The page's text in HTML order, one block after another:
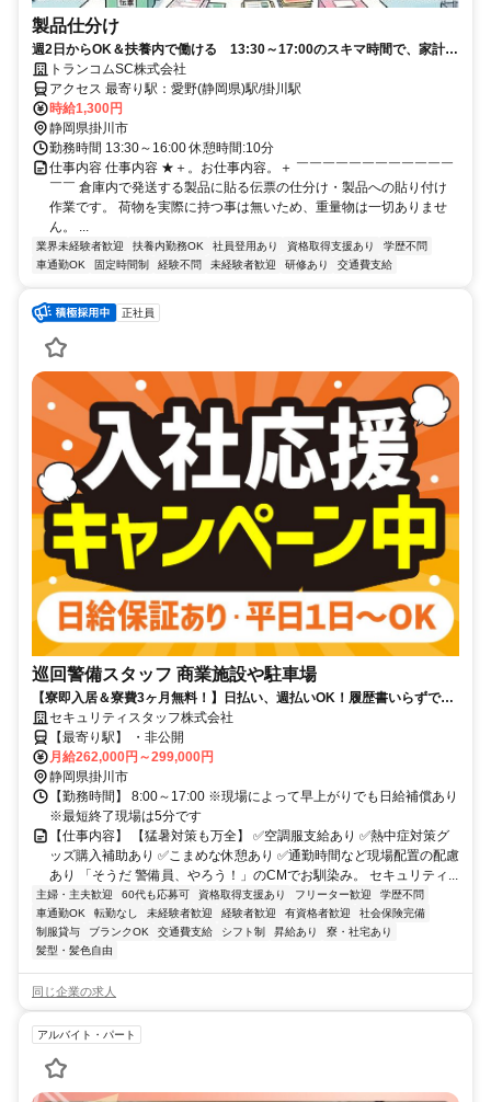
製品仕分け
週2日からOK＆扶養内で働ける 13:30～17:00のスキマ時間で、家計に
ちょっとプラスの余裕を作りませんか？
トランコムSC株式会社
アクセス 最寄り駅：愛野(静岡県)駅/掛川駅
時給1,300円
静岡県掛川市
勤務時間 13:30～16:00 休憩時間:10分
仕事内容 仕事内容 ★＋。お仕事内容。＋ ￣￣￣￣￣￣￣￣￣￣￣￣
￣￣ 倉庫内で発送する製品に貼る伝票の仕分け・製品への貼り付け
作業です。 荷物を実際に持つ事は無いため、重量物は一切ありませ
ん。 ...
業界未経験者歓迎 扶養内勤務OK 社員登用あり 資格取得支援あり
学歴不問
車通勤OK
固定時間制 経験不問 未経験者歓迎 研修あり 交通費支給
正社員
巡回警備スタッフ 商業施設や駐車場
【寮即入居＆寮費3ヶ月無料！】日払い、週払いOK！履歴書いらずで採
用率99％で安定生活スタート！
セキュリティスタッフ株式会社
【最寄り駅】 ・非公開
月給262,000円～299,000円
静岡県掛川市
【勤務時間】 8:00～17:00 ※現場によって早上がりでも日給補償あり
※最短終了現場は5分です
【仕事内容】 【猛暑対策も万全】 ✅空調服支給あり ✅熱中症対策グ
ッズ購入補助あり ✅こまめな休憩あり ✅通勤時間など現場配置の配慮
あり 「そうだ 警備員、やろう！」のCMでお馴染み。 セキュリティ...
主婦・主夫歓迎 60代も応募可 資格取得支援あり フリーター歓迎
学歴不問
車通勤OK
転勤なし 未経験者歓迎 経験者歓迎 有資格者歓迎
社会保険完備
制服貸与
ブランクOK 交通費支給 シフト制 昇給あり
寮・社宅あり
髪型・髪色自由
同じ企業の求人
アルバイト・パート